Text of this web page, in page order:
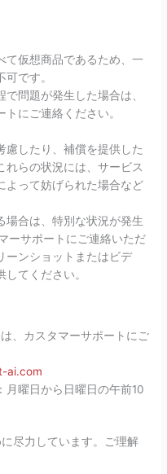
て仮想商品であるため、一
です。
問題が発生した場合は、
にご連絡ください。
慮したり、補償を提供した
れらの状況には、サービス
よって妨げられた場合など
場合は、特別な状況が発生
ーサポートにご連絡いただ
ーンショットまたはビデ
てください。
、カスタマーサポートにご
ai.com
月曜日から日曜日の午前10
尽力しています。ご理解